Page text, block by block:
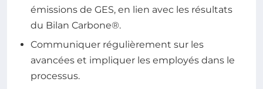
émissions de GES, en lien avec les résultats
du Bilan Carbone®.
Communiquer régulièrement sur les
avancées et impliquer les employés dans le
processus.